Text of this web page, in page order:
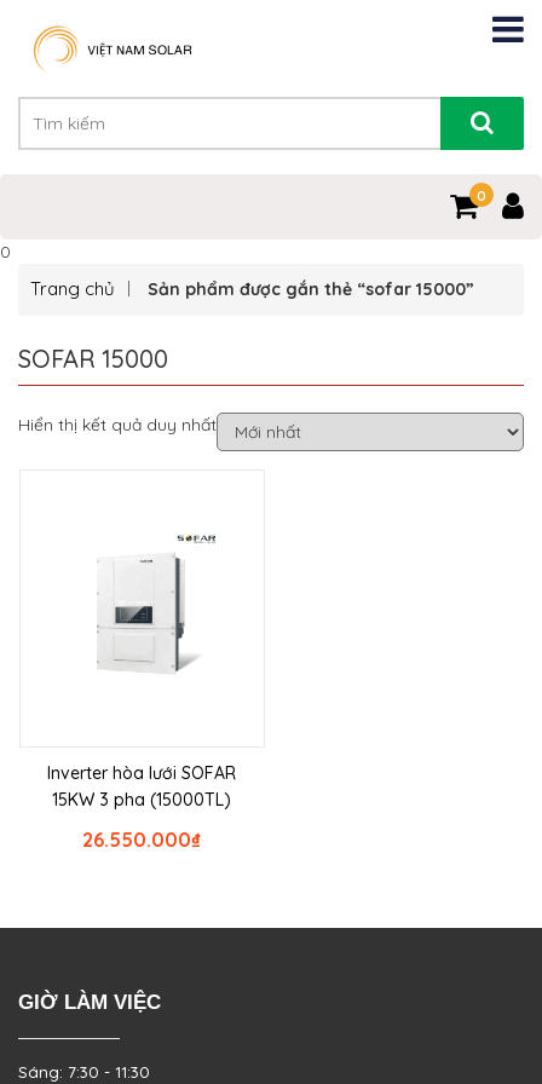
0
0
Trang chủ Sản phẩm được gắn thẻ “sofar 15000”
SOFAR 15000
Hiển thị kết quả duy nhất
Inverter hòa lưới SOFAR
15KW 3 pha (15000TL)
₫
26.550.000
GIỜ LÀM VIỆC
Sáng: 7:30 - 11:30